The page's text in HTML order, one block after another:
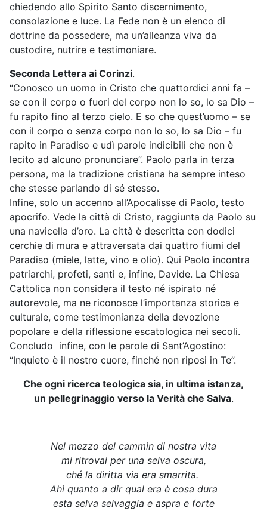
chiedendo allo Spirito Santo discernimento,
consolazione e luce. La Fede non è un elenco di
dottrine da possedere, ma un’alleanza viva da
custodire, nutrire e testimoniare.
Seconda Lettera ai Corinzi.
“Conosco un uomo in Cristo che quattordici anni fa –
se con il corpo o fuori del corpo non lo so, lo sa Dio –
fu rapito fino al terzo cielo. E so che quest’uomo – se
con il corpo o senza corpo non lo so, lo sa Dio – fu
rapito in Paradiso e udì parole indicibili che non è
lecito ad alcuno pronunciare”. Paolo parla in terza
persona, ma la tradizione cristiana ha sempre inteso
che stesse parlando di sé stesso.
Infine, solo un accenno all’Apocalisse di Paolo, testo
apocrifo. Vede la città di Cristo, raggiunta da Paolo su
una navicella d’oro. La città è descritta con dodici
cerchie di mura e attraversata dai quattro fiumi del
Paradiso (miele, latte, vino e olio). Qui Paolo incontra
patriarchi, profeti, santi e, infine, Davide. La Chiesa
Cattolica non considera il testo né ispirato né
autorevole, ma ne riconosce l’importanza storica e
culturale, come testimonianza della devozione
popolare e della riflessione escatologica nei secoli.
Concludo infine, con le parole di Sant’Agostino:
“Inquieto è il nostro cuore, finché non riposi in Te”.
Che ogni ricerca teologica sia, in ultima istanza,
un pellegrinaggio verso la Verità che Salva.
Nel mezzo del cammin di nostra vita
mi ritrovai per una selva oscura,
ché la diritta via era smarrita.
Ahi quanto a dir qual era è cosa dura
esta selva selvaggia e aspra e forte